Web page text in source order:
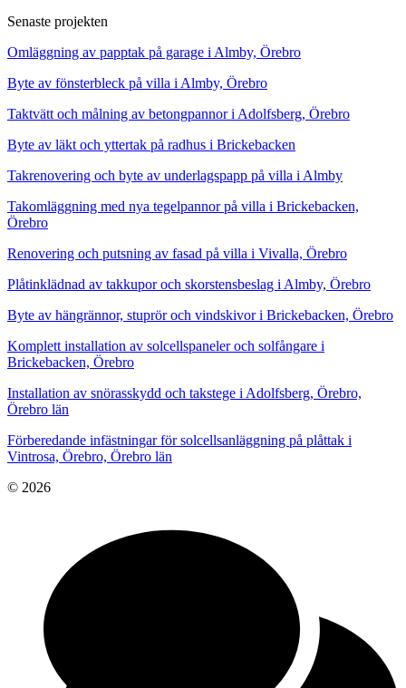
Senaste projekten
Omläggning av papptak på garage i Almby, Örebro
Byte av fönsterbleck på villa i Almby, Örebro
Taktvätt och målning av betongpannor i Adolfsberg, Örebro
Byte av läkt och yttertak på radhus i Brickebacken
Takrenovering och byte av underlagspapp på villa i Almby
Takomläggning med nya tegelpannor på villa i Brickebacken,
Örebro
Renovering och putsning av fasad på villa i Vivalla, Örebro
Plåtinklädnad av takkupor och skorstensbeslag i Almby, Örebro
Byte av hängrännor, stuprör och vindskivor i Brickebacken, Örebro
Komplett installation av solcellspaneler och solfångare i
Brickebacken, Örebro
Installation av snörasskydd och takstege i Adolfsberg, Örebro,
Örebro län
Förberedande infästningar för solcellsanläggning på plåttak i
Vintrosa, Örebro, Örebro län
© 2026